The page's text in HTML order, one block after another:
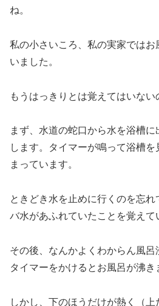
ね。
私の小さいころ、私の実家ではお
いました。
もうはっきりとは覚えてはいない
まず、水道の蛇口から水を浴槽に
します。タイマーが鳴って浴槽
まっています。
ときどき水を止めに行くのを忘
バ水があふれていたことを覚えて
その後、なんかよくわからん風
タイマーをかけるとお風呂が沸き
しかし、下のほうだけが熱く（